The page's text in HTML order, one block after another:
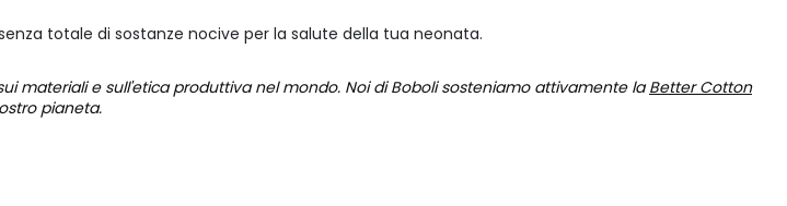
totale di sostanze nocive per la salute della tua neonata.
materiali e sull'etica produttiva nel mondo. Noi di Boboli sosteniamo attivamente laBetter Cotton
pianeta.